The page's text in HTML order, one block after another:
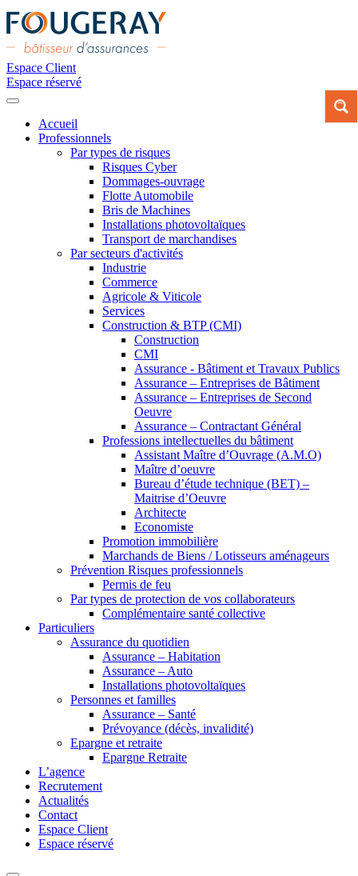
Espace Client
Espace réservé
Accueil
Professionnels
Par types de risques
Risques Cyber
Dommages-ouvrage
Flotte Automobile
Bris de Machines
Installations photovoltaïques
Transport de marchandises
Par secteurs d'activités
Industrie
Commerce
Agricole & Viticole
Services
Construction & BTP (CMI)
Construction
CMI
Assurance - Bâtiment et Travaux Publics
Assurance – Entreprises de Bâtiment
Assurance – Entreprises de Second
Oeuvre
Assurance – Contractant Général
Professions intellectuelles du bâtiment
Assistant Maître d’Ouvrage (A.M.O)
Maître d’oeuvre
Bureau d’étude technique (BET) –
Maitrise d’Oeuvre
Architecte
Economiste
Promotion immobilière
Marchands de Biens / Lotisseurs aménageurs
Prévention Risques professionnels
Permis de feu
Par types de protection de vos collaborateurs
Complémentaire santé collective
Particuliers
Assurance du quotidien
Assurance – Habitation
Assurance – Auto
Installations photovoltaïques
Personnes et familles
Assurance – Santé
Prévoyance (décès, invalidité)
Epargne et retraite
Epargne Retraite
L’agence
Recrutement
Actualités
Contact
Espace Client
Espace réservé